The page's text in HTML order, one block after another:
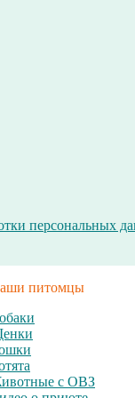
персональных
питомцы
с ОВЗ